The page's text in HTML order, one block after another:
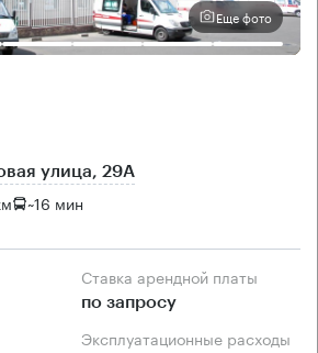
Еще фото
улица, 29А
~16 мин
Ставка арендной платы
по запросу
Эксплуатационные расходы